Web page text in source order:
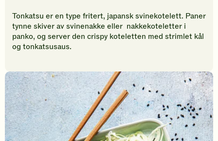
til
å
vurdere
denne
oppskriften.
Tonkatsu er en type fritert, japansk svinekotelett. Paner
tynne skiver av svinenakke eller nakkekoteletter i
panko, og server den crispy koteletten med strimlet kål
og tonkatsusaus.